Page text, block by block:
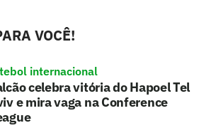
VOCÊ!
internacional
celebra vitória do Hapoel Tel
e mira vaga na Conference